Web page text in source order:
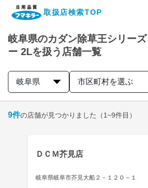
取扱店検索TOP
企業・IR情報サイト
製品情報サイト
取扱店検索はこちら
岐阜県のカダン除草王シリー
ー 2Lを扱う店舗一覧
岐阜県 市区町村を選ぶ
9件の店舗が見つかりました （1~9件目）
ＤＣＭ芥見店
岐阜県岐阜市芥見大船２－１２０－１